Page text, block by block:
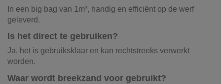
In een big bag van 1m³, handig en efficiënt op de werf
geleverd.
Is het direct te gebruiken?
Ja, het is gebruiksklaar en kan rechtstreeks verwerkt
worden.
Waar wordt breekzand voor gebruikt?